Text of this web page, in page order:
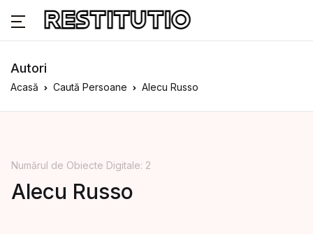
Autori
Acasă Caută Persoane Alecu Russo
Numărul de Obiecte Digitale: 2
Alecu Russo